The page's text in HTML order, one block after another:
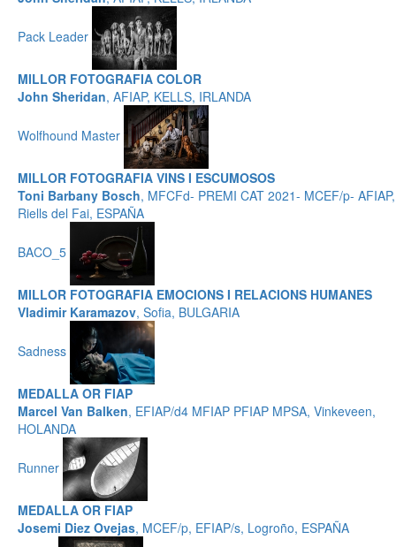
Pack Leader
MILLOR FOTOGRAFIA COLOR
John Sheridan, AFIAP, KELLS, IRLANDA
Wolfhound Master
MILLOR FOTOGRAFIA VINS I ESCUMOSOS
Toni Barbany Bosch, MFCFd- PREMI CAT 2021- MCEF/p- AFIAP,
Riells del Fai, ESPAÑA
BACO_5
MILLOR FOTOGRAFIA EMOCIONS I RELACIONS HUMANES
Vladimir Karamazov, Sofia, BULGARIA
Sadness
MEDALLA OR FIAP
Marcel Van Balken, EFIAP/d4 MFIAP PFIAP MPSA, Vinkeveen,
HOLANDA
Runner
MEDALLA OR FIAP
Josemi Diez Ovejas, MCEF/p, EFIAP/s, Logroño, ESPAÑA